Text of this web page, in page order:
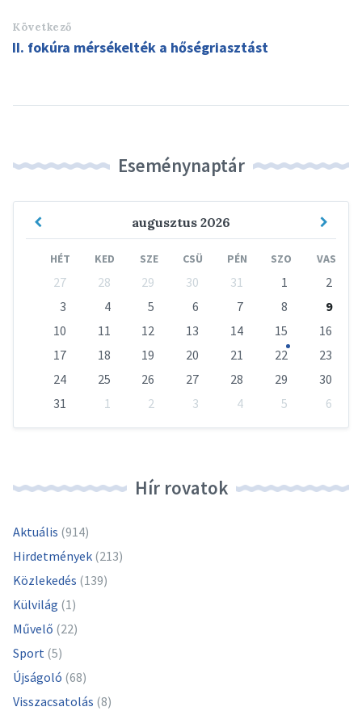
Következő
II. fokúra mérsékelték a hőségriasztást
Eseménynaptár
augusztus 2026
Previous
HÉT KED SZE CSÜ PÉN SZO VAS
calendar
27 28 29 30 31 1
2
3
4 5 6 7 8
9
10
11 12 13 14 15
16
17
18 19 20 21 22
23
24
25 26 27 28 29
30
31
1 2 3 4 5
6
Hír rovatok
Aktuális (914)
Hirdetmények (213)
Közlekedés (139)
Külvilág (1)
Művelő (22)
Sport (5)
Újságoló (68)
Visszacsatolás (8)